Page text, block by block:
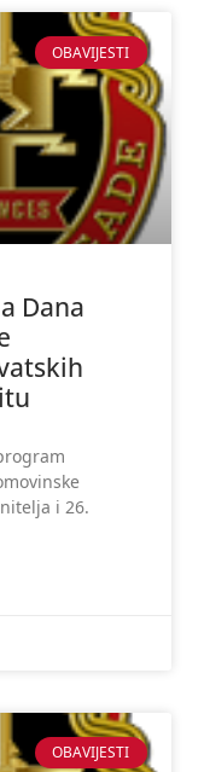
OBAVIJESTI
Dana
i 26.
OBAVIJESTI